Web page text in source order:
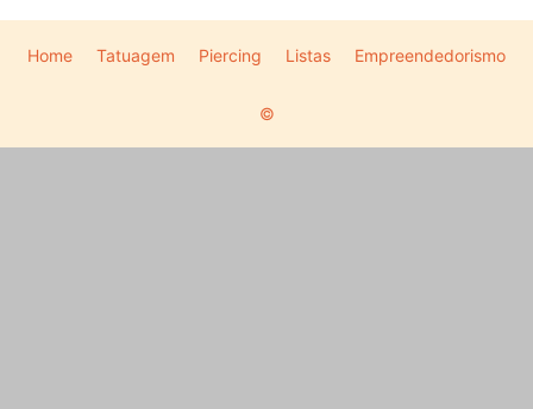
Home Tatuagem Piercing Listas Empreendedorismo
©